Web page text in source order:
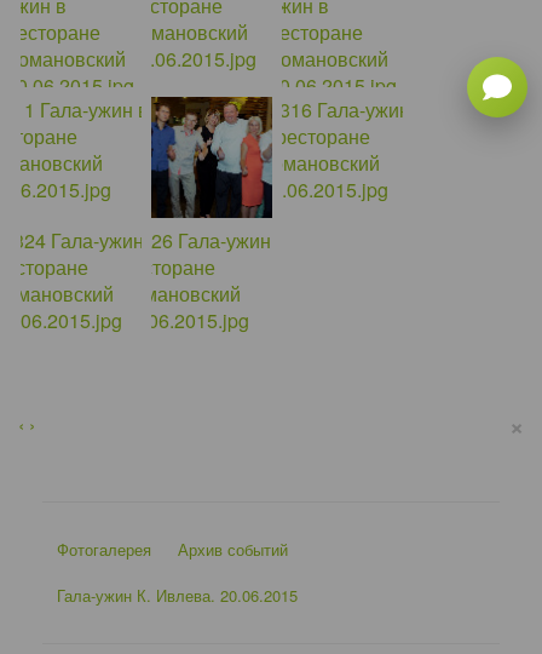
‹ › ×
Фотогалерея
Архив событий
Гала-ужин К. Ивлева. 20.06.2015